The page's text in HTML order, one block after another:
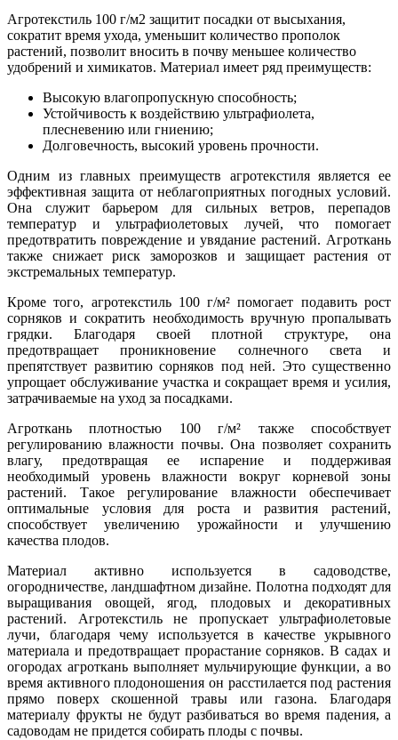
Агротекстиль 100 г/м2 защитит посадки от высыхания,
сократит время ухода, уменьшит количество прополок
растений, позволит вносить в почву меньшее количество
удобрений и химикатов. Материал имеет ряд преимуществ:
Высокую влагопропускную способность;
Устойчивость к воздействию ультрафиолета,
плесневению или гниению;
Долговечность, высокий уровень прочности.
Одним из главных преимуществ агротекстиля является ее
эффективная защита от неблагоприятных погодных условий.
Она служит барьером для сильных ветров, перепадов
температур и ультрафиолетовых лучей, что помогает
предотвратить повреждение и увядание растений. Агроткань
также снижает риск заморозков и защищает растения от
экстремальных температур.
Кроме того, агротекстиль 100 г/м² помогает подавить рост
сорняков и сократить необходимость вручную пропалывать
грядки. Благодаря своей плотной структуре, она
предотвращает проникновение солнечного света и
препятствует развитию сорняков под ней. Это существенно
упрощает обслуживание участка и сокращает время и усилия,
затрачиваемые на уход за посадками.
Агроткань плотностью 100 г/м² также способствует
регулированию влажности почвы. Она позволяет сохранить
влагу, предотвращая ее испарение и поддерживая
необходимый уровень влажности вокруг корневой зоны
растений. Такое регулирование влажности обеспечивает
оптимальные условия для роста и развития растений,
способствует увеличению урожайности и улучшению
качества плодов.
Материал активно используется в садоводстве,
огородничестве, ландшафтном дизайне. Полотна подходят для
выращивания овощей, ягод, плодовых и декоративных
растений. Агротекстиль не пропускает ультрафиолетовые
лучи, благодаря чему используется в качестве укрывного
материала и предотвращает прорастание сорняков. В садах и
огородах агроткань выполняет мульчирующие функции, а во
время активного плодоношения он расстилается под растения
прямо поверх скошенной травы или газона. Благодаря
материалу фрукты не будут разбиваться во время падения, а
садоводам не придется собирать плоды с почвы.